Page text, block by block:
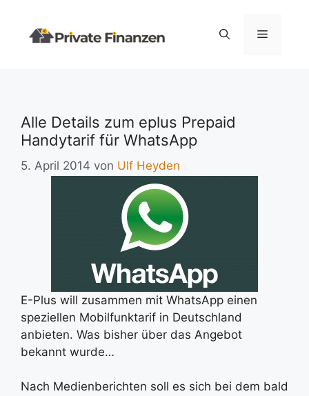
springen
Menü
Alle Details zum eplus Prepaid
Handytarif für WhatsApp
5. April 2014 von Ulf Heyden
E-Plus will zusammen mit WhatsApp einen
speziellen Mobilfunktarif in Deutschland
anbieten. Was bisher über das Angebot
bekannt wurde…
Nach Medienberichten soll es sich bei dem bald